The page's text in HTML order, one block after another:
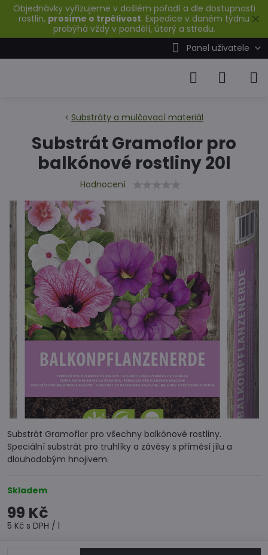
✕
Objednávky vyřizujeme v došlém pořadí a dle dostupnosti
rostlin, prosíme o trpělivost. Expedice v daném týdnu
probýhá vždy v pondělí, úterý a středu.
Panel uživatele
Substráty a mulčovací materiál
Substrát Gramoflor pro
balkónové rostliny 20l
Hodnocení
Substrát Gramoflor pro všechny balkónové rostliny.
Speciální substrát pro truhlíky a závěsy s příměsí jílu a
dlouhodobým hnojivem.
Skladem
99 Kč
5 Kč s DPH / l